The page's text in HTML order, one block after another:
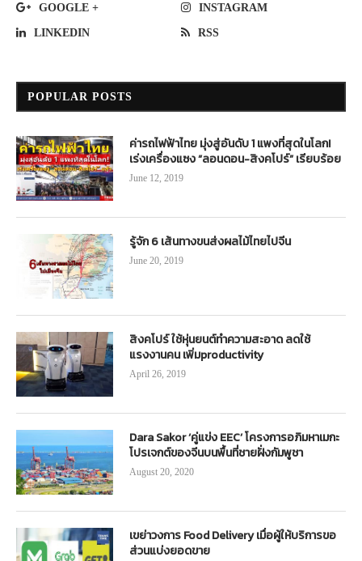
GOOGLE + INSTAGRAM
LINKEDIN RSS
POPULAR POSTS
ค่ารถไฟฟ้าไทย มุ่งสู่อันดับ 1 แพงที่สุดในโลก!
เร่งเครื่องแซง “ลอนดอน-สิงคโปร์” เรียบร้อย
June 12, 2019
รู้จัก 6 เส้นทางขนส่งผลไม้ไทยไปจีน
June 20, 2019
สิงคโปร์ ใช้หุ่นยนต์ทำความสะอาด ลดใช้
แรงงานคน เพิ่มproductivity
April 26, 2019
Dara Sakor ‘คู่แข่ง EEC’ โครงการอภิมหาเมกะ
โปรเจกต์ของจีนบนพื้นที่ชายฝั่งกัมพูชา
August 20, 2020
เขย่าวงการ Food Delivery เมื่อผู้ให้บริการขอ
ส่วนแบ่งยอดขาย